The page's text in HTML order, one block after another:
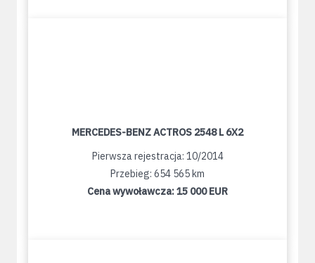
MERCEDES-BENZ ACTROS 2548 L 6X2
Pierwsza rejestracja: 10/2014
Przebieg: 654 565 km
Cena wywoławcza:15 000 EUR